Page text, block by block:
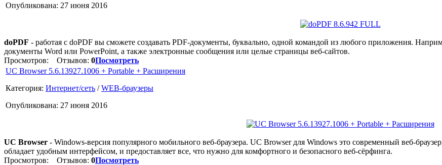
Опубликована: 27 июня 2016
doPDF - работая с doPDF вы сможете создавать PDF-документы, буквально, одной командой из любого приложения.
документы Word или PowerPoint, а также электронные сообщения или целые страницы веб-сайтов.
Просмотров:
Отзывов: 0Посмотреть
UC Browser 5.6.13927.1006 + Portable + Расширения
Категория: Интернет/сеть /WEB-браузеры
Опубликована: 27 июня 2016
UC Browser - Windows-версия популярного мобильного веб-браузера. UC Browser для Windows это современный веб-
обладает удобным интерфейсом, и предоставляет все, что нужно для комфортного и безопасного веб-сёрфинга.
Просмотров:
Отзывов: 0Посмотреть